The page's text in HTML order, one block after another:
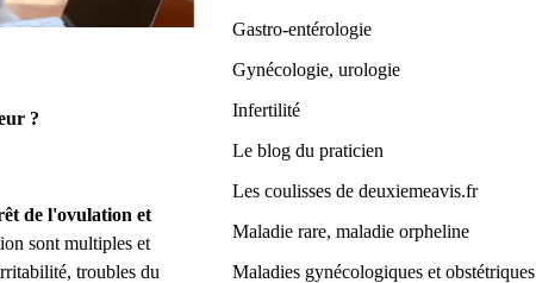
?
de l'ovulation et
sont multiples et
troubles du
Gastro-entérologie
Gynécologie, urologie
Infertilité
Le blog du praticien
Les coulisses de deuxiemeavis.fr
Maladie rare, maladie orpheline
Maladies gynécologiques et obstétriques